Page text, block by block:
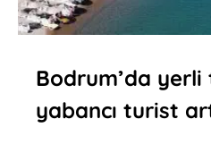
Bodrum’da yerli
yabancı turist